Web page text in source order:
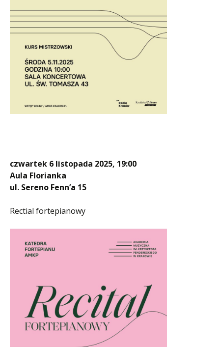
czwartek 6 listopada 2025, 19:00
Aula Florianka
ul. Sereno Fenn’a 15
Rectial fortepianowy